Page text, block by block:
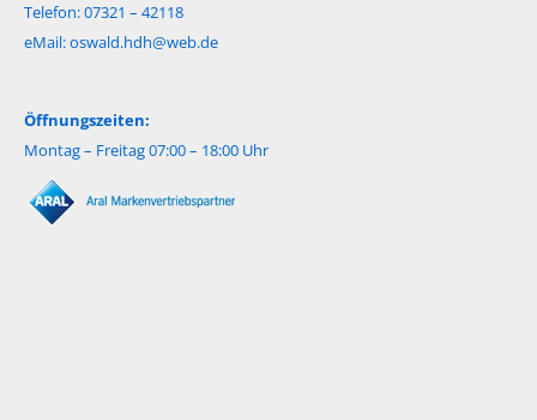
Telefon: 07321 – 42118
eMail:oswald.hdh@web.de
Öffnungszeiten:
Montag – Freitag 07:00 – 18:00 Uhr